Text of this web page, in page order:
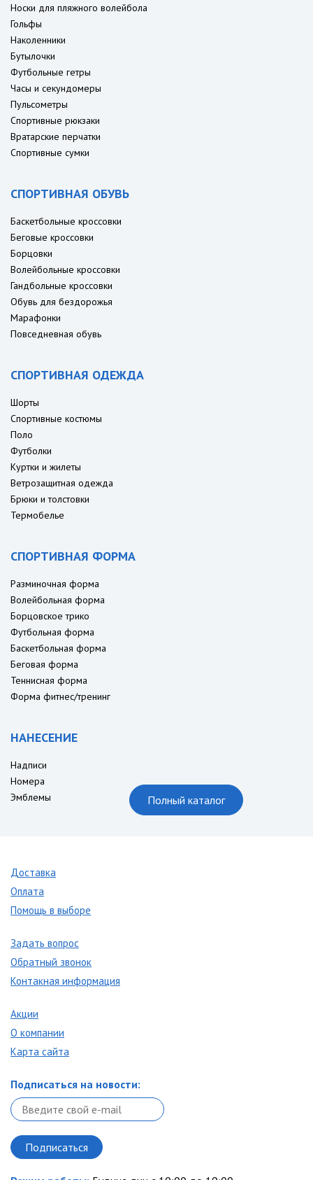
Носки для пляжного волейбола
Гольфы
Наколенники
Бутылочки
Футбольные гетры
Часы и секундомеры
Пульсометры
Спортивные рюкзаки
Вратарские перчатки
Спортивные сумки
СПОРТИВНАЯ ОБУВЬ
Баскетбольные кроссовки
Беговые кроссовки
Борцовки
Волейбольные кроссовки
Гандбольные кроссовки
Обувь для бездорожья
Марафонки
Повседневная обувь
СПОРТИВНАЯ ОДЕЖДА
Шорты
Спортивные костюмы
Поло
Футболки
Куртки и жилеты
Ветрозащитная одежда
Брюки и толстовки
Термобелье
СПОРТИВНАЯ ФОРМА
Разминочная форма
Волейбольная форма
Борцовское трико
Футбольная форма
Баскетбольная форма
Беговая форма
Теннисная форма
Форма фитнес/тренинг
НАНЕСЕНИЕ
Надписи
Номера
Эмблемы
Полный каталог
Доставка
Оплата
Помощь в выборе
Задать вопрос
Обратный звонок
Контакная информация
Акции
О компании
Карта сайта
Подписаться на новости: